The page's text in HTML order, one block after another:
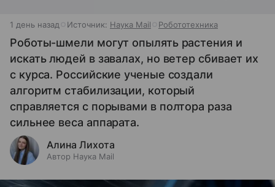
1 день назад Источник: Наука Mail Робототехника
Роботы-шмели могут опылять растения и
искать людей в завалах, но ветер сбивает их
с курса. Российские ученые создали
алгоритм стабилизации, который
справляется с порывами в полтора раза
сильнее веса аппарата.
Алина Лихота
Автор Наука Mail